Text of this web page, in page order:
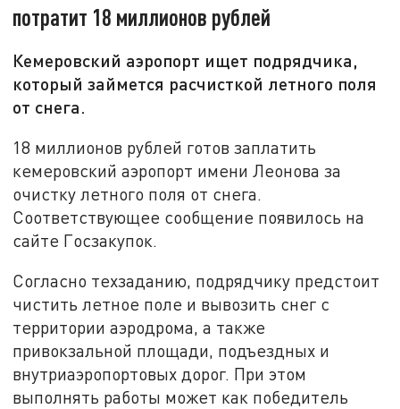
потратит 18 миллионов рублей
Кемеровский аэропорт ищет подрядчика,
который займется расчисткой летного поля
от снега.
18 миллионов рублей готов заплатить
кемеровский аэропорт имени Леонова за
очистку летного поля от снега.
Соответствующее сообщение появилось на
сайте Госзакупок.
Согласно техзаданию, подрядчику предстоит
чистить летное поле и вывозить снег с
территории аэродрома, а также
привокзальной площади, подъездных и
внутриаэропортовых дорог. При этом
выполнять работы может как победитель